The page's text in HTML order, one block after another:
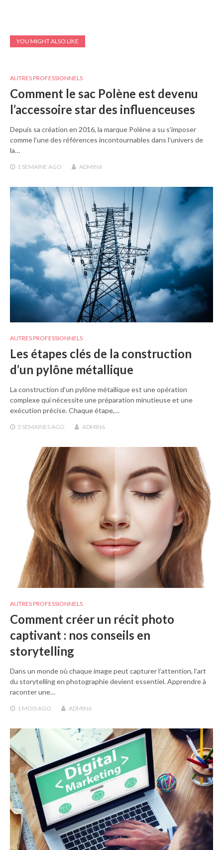
YOU MIGHT ALSO LIKE
AUTRES PROFESSIONNELS
Comment le sac Polène est devenu
l’accessoire star des influenceuses
Depuis sa création en 2016, la marque Polène a su s’imposer
comme l’une des références incontournables dans l’univers de
la…
1 SEMAINE AGO ADMIN6
AUTRES PROFESSIONNELS
Les étapes clés de la construction
d’un pylône métallique
La construction d’un pylône métallique est une opération
complexe qui nécessite une préparation minutieuse et une
exécution précise. Chaque étape,…
3 SEMAINESAGO ADMIN6
AUTRES PROFESSIONNELS
Comment créer un récit photo
captivant : nos conseils en
storytelling
Dans un monde où chaque image peut capturer l’attention, l’art
du storytelling en photographie devient essentiel. Apprendre à
raconter une…
1 MOISAGO ADMIN6